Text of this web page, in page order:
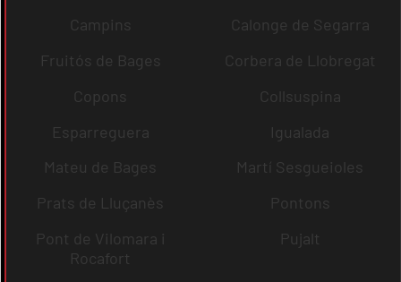
Campins
Calonge de Segarra
Fruitós de Bages
Corbera de Llobregat
Copons
Collsuspina
Esparreguera
Igualada
Mateu de Bages
Martí Sesgueioles
Prats de Lluçanès
Pontons
Pont de Vilomara i
Rocafort
Pujalt